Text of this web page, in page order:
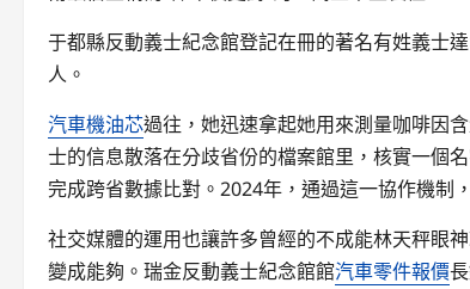
于都縣反動義士紀念館登記在冊的著名有姓義士
人。
汽車機油芯過往，她迅速拿起她用來測量咖啡因
士的信息散落在分歧省份的檔案館里，核實一個
完成跨省數據比對。2024年，通過這一協作機制
社交媒體的運用也讓許多曾經的不成能林天秤眼
變成能夠。瑞金反動義士紀念館館汽車零件報價